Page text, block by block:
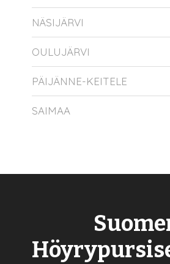
NÄSIJÄRVI
OULUJÄRVI
PÄIJÄNNE-KEITELE
SAIMAA